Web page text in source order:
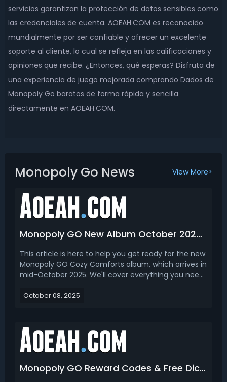
servicios garantizan la protección de datos sensibles como
las credenciales de cuenta. AOEAH.COM es reconocido
mundialmente por ser confiable y ofrecer un excelente
soporte al cliente, lo cual se refleja en las calificaciones y
opiniones que recibe. ¿Entonces, qué esperas? Disfruta de
una experiencia de juego mejorada comprando Dados de
Monopoly Go baratos de forma rápida y sencilla
directamente en AOEAH.COM.
Monopoly Go News View More>
Monopoly GO New Album October 2025: Cozy Comforts Release Date, Stickers, Rewards & More
This article is here to help you get ready for the new
Monopoly GO Cozy Comforts album, which arrives in
mid-October 2025. We'll cover everything you need
for grabs, and the special events planned
October 08, 2025
Monopoly GO Reward Codes & Free Dice Links Today (October 2025)